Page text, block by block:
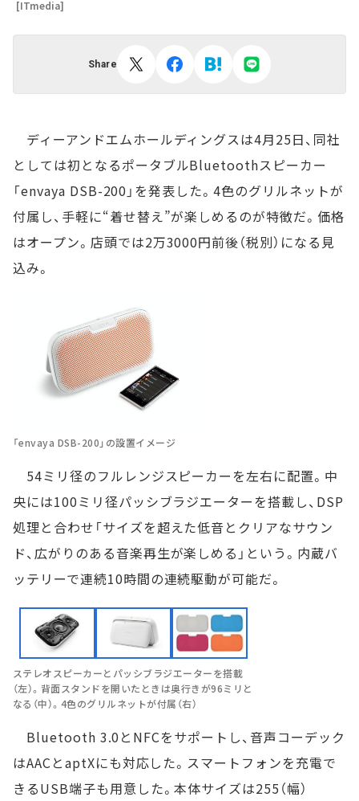
[ITmedia]
Share
ディーアンドエムホールディングスは4月25日、同社
としては初となるポータブルBluetoothスピーカー
「envaya DSB-200」を発表した。4色のグリルネットが
付属し、手軽に“着せ替え”が楽しめるのが特徴だ。価格
はオープン。店頭では2万3000円前後（税別）になる見
込み。
「envaya DSB-200」の設置イメージ
54ミリ径のフルレンジスピーカーを左右に配置。中
央には100ミリ径パッシブラジエーターを搭載し、DSP
処理と合わせ「サイズを超えた低音とクリアなサウン
ド、広がりのある音楽再生が楽しめる」という。内蔵バ
ッテリーで連続10時間の連続駆動が可能だ。
ステレオスピーカーとパッシブラジエーターを搭載
（左）。背面スタンドを開いたときは奥行きが96ミリと
なる（中）。4色のグリルネットが付属（右）
Bluetooth 3.0とNFCをサポートし、音声コーデック
はAACとaptXにも対応した。スマートフォンを充電で
きるUSB端子も用意した。本体サイズは255（幅）